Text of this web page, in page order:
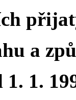
a
1. 1.